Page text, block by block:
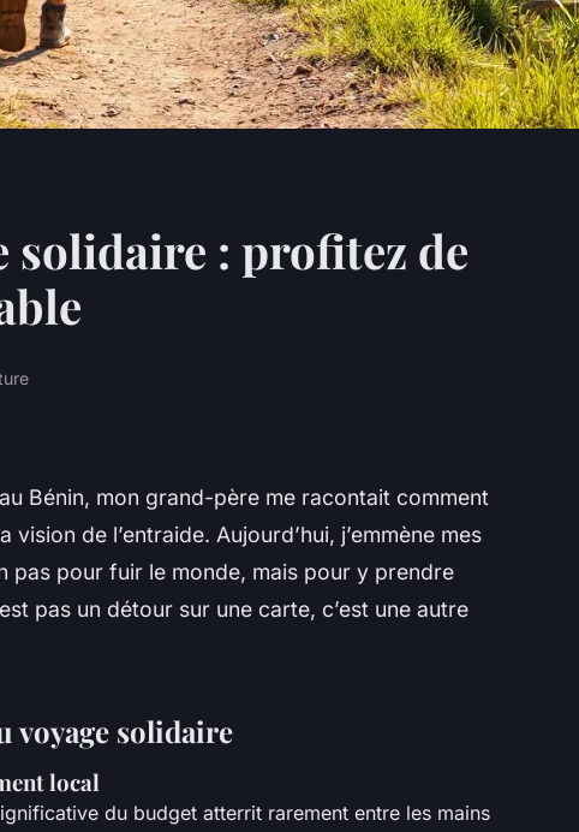
solidaire : profitez de
Bénin, mon grand-père me racontait comment
de l’entraide. Aujourd’hui, j’emmène mes
pas pour fuir le monde, mais pour y prendre
pas un détour sur une carte, c’est une autre
voyage solidaire
local
du budget atterrit rarement entre les mains